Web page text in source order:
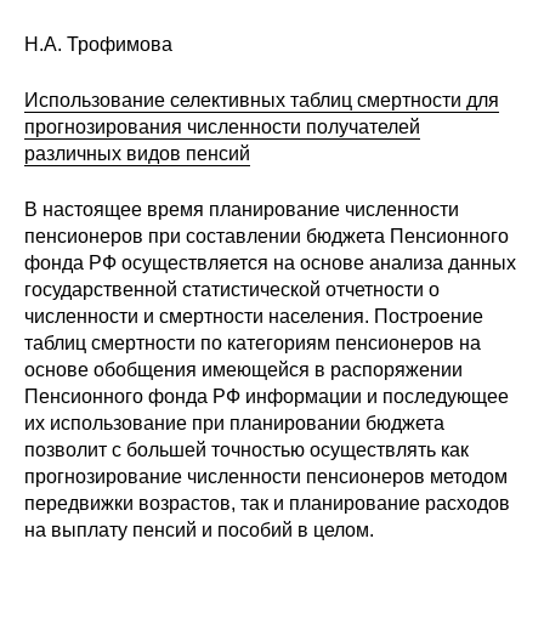
Н.А. Трофимова
Использование селективных таблиц смертности для
прогнозирования численности получателей
различных видов пенсий
В настоящее время планирование численности
пенсионеров при составлении бюджета Пенсионного
фонда РФ осуществляется на основе анализа данных
государственной статистической отчетности о
численности и смертности населения. Построение
таблиц смертности по категориям пенсионеров на
основе обобщения имеющейся в распоряжении
Пенсионного фонда РФ информации и последующее
их использование при планировании бюджета
позволит с большей точностью осуществлять как
прогнозирование численности пенсионеров методом
передвижки возрастов, так и планирование расходов
на выплату пенсий и пособий в целом.